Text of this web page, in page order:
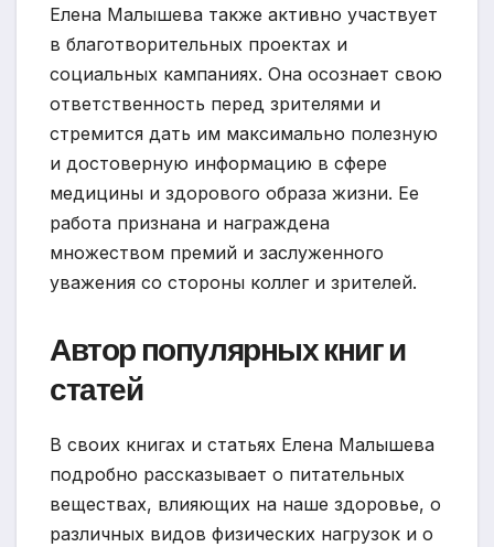
Елена Малышева также активно участвует
в благотворительных проектах и
социальных кампаниях. Она осознает свою
ответственность перед зрителями и
стремится дать им максимально полезную
и достоверную информацию в сфере
медицины и здорового образа жизни. Ее
работа признана и награждена
множеством премий и заслуженного
уважения со стороны коллег и зрителей.
Автор популярных книг и
статей
В своих книгах и статьях Елена Малышева
подробно рассказывает о питательных
веществах, влияющих на наше здоровье, о
различных видов физических нагрузок и о